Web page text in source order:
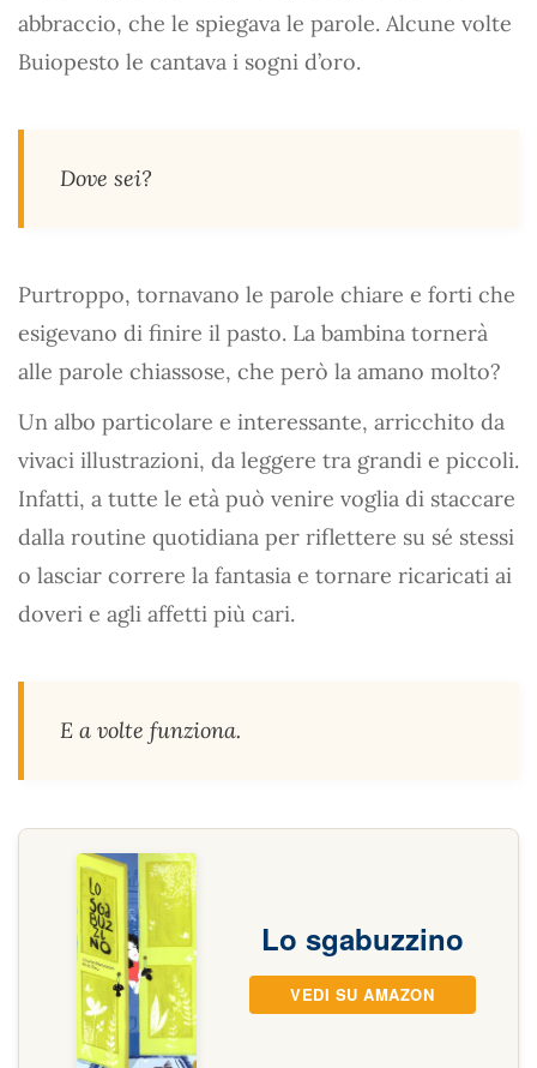
abbraccio, che le spiegava le parole. Alcune volte
Buiopesto le cantava i sogni d’oro.
Dove sei?
Purtroppo, tornavano le parole chiare e forti che
esigevano di finire il pasto. La bambina tornerà
alle parole chiassose, che però la amano molto?
Un albo particolare e interessante, arricchito da
vivaci illustrazioni, da leggere tra grandi e piccoli.
Infatti, a tutte le età può venire voglia di staccare
dalla routine quotidiana per riflettere su sé stessi
o lasciar correre la fantasia e tornare ricaricati ai
doveri e agli affetti più cari.
E a volte funziona.
Lo sgabuzzino
VEDI SU AMAZON